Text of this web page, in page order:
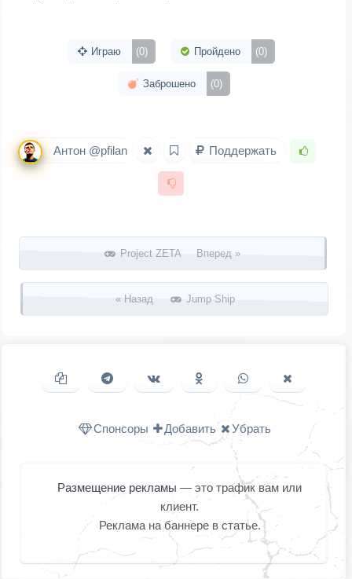
Играю (0) Пройдено (0)
Заброшено (0)
Антон @pfilan Поддержать
Запись навигация
Project ZETA Вперед »
« Назад Jump Ship
Копировать ссылкуПоделиться в Telegram
Поделиться ВКонтакте
Поделиться в
Одноклассниках
Поделиться в
WhatsAppв X
Спонсоры Добавить Убрать
Размещение рекламы — это трафик вам или
клиент.
Реклама на баннере в статье.